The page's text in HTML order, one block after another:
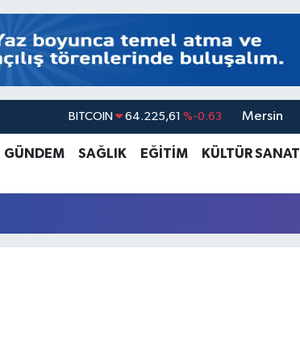
BITCOIN 64.225,61 %-0.63
DOLAR 47,6704 %0
GRAM ALTIN 6510.40 %0.45
Mersin
GÜNDEM SAĞLIK EĞİTİM KÜLTÜR SANAT